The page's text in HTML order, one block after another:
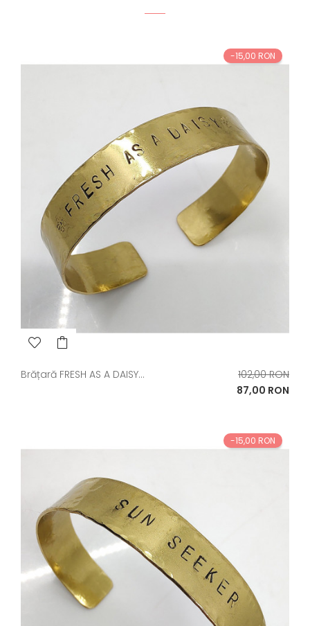
-15,00 RON
Brățară FRESH AS A DAISY...
Pret
de
102,00 RON
Pret
87,00 RON
-15,00 RON